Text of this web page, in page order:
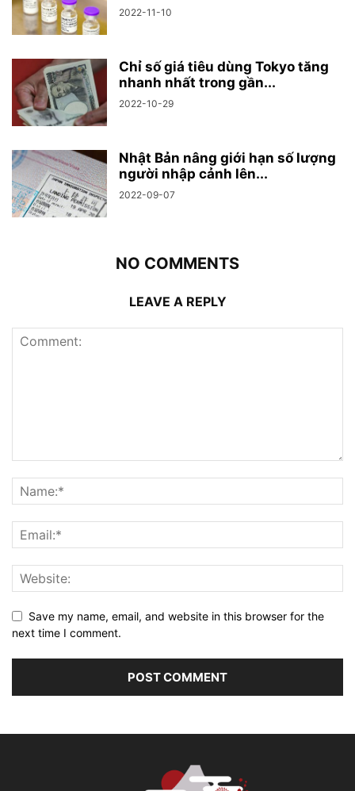
2022-11-10
Chỉ số giá tiêu dùng Tokyo tăng
nhanh nhất trong gần...
2022-10-29
Nhật Bản nâng giới hạn số lượng
người nhập cảnh lên...
2022-09-07
NO COMMENTS
LEAVE A REPLY
Save my name, email, and website in this browser for the
next time I comment.